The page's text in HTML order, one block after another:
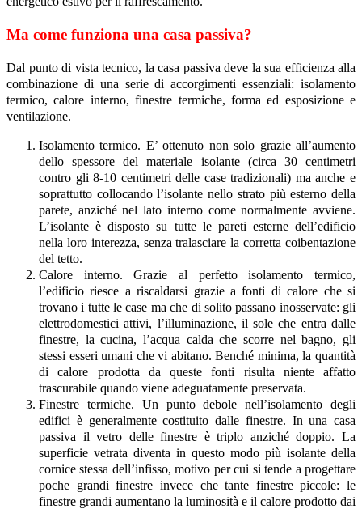
Ma come funziona una casa passiva?
Dal punto di vista tecnico, la casa passiva deve la sua efficienza alla
combinazione di una serie di accorgimenti essenziali: isolamento
termico, calore interno, finestre termiche, forma ed esposizione e
ventilazione.
Isolamento termico. E’ ottenuto non solo grazie all’aumento
dello spessore del materiale isolante (circa 30 centimetri
contro gli 8-10 centimetri delle case tradizionali) ma anche e
soprattutto collocando l’isolante nello strato più esterno della
parete, anziché nel lato interno come normalmente avviene.
L’isolante è disposto su tutte le pareti esterne dell’edificio
nella loro interezza, senza tralasciare la corretta coibentazione
del tetto.
Calore interno. Grazie al perfetto isolamento termico,
l’edificio riesce a riscaldarsi grazie a fonti di calore che si
trovano i tutte le case ma che di solito passano inosservate: gli
elettrodomestici attivi, l’illuminazione, il sole che entra dalle
finestre, la cucina, l’acqua calda che scorre nel bagno, gli
stessi esseri umani che vi abitano. Benché minima, la quantità
di calore prodotta da queste fonti risulta niente affatto
trascurabile quando viene adeguatamente preservata.
Finestre termiche. Un punto debole nell’isolamento degli
edifici è generalmente costituito dalle finestre. In una casa
passiva il vetro delle finestre è triplo anziché doppio. La
superficie vetrata diventa in questo modo più isolante della
cornice stessa dell’infisso, motivo per cui si tende a progettare
poche grandi finestre invece che tante finestre piccole: le
finestre grandi aumentano la luminosità e il calore prodotto dai